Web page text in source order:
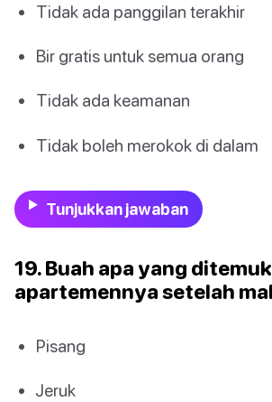
Tidak ada panggilan terakhir
Bir gratis untuk semua orang
Tidak ada keamanan
Tidak boleh merokok di dalam
Tunjukkan jawaban
19. Buah apa yang
apartemennya setelah
Pisang
Jeruk